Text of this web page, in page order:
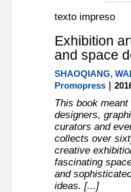
texto impreso
Exhibition
and space
SHAOQIANG,
Promopress |
This book
designers,
curators and
collects over
creative
fascinating
and
ideas. [...]